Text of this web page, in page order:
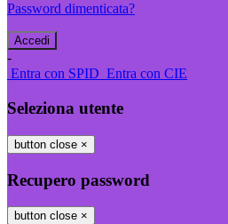
Password dimenticata?
-
Entra con SPID Entra con CIE
Seleziona utente
button close ×
Recupero password
button close ×